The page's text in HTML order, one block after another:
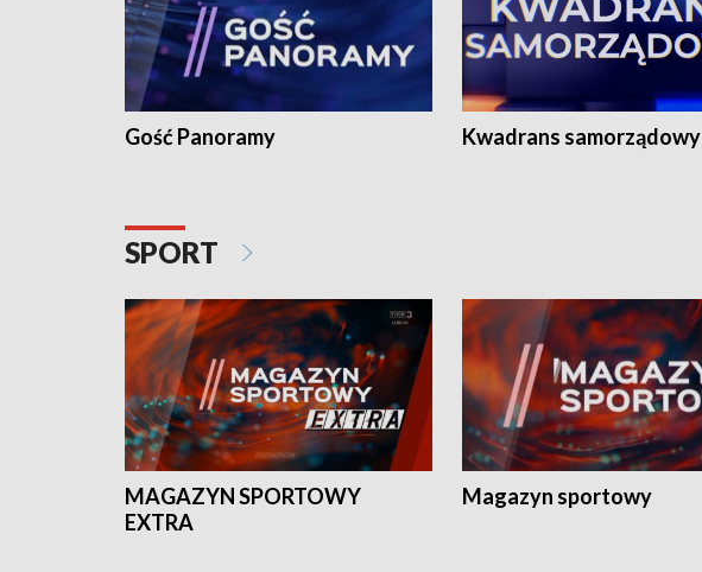
Gość Panoramy Kwadrans samorządowy
SPORT
MAGAZYN SPORTOWY
EXTRA
Magazyn sportowy